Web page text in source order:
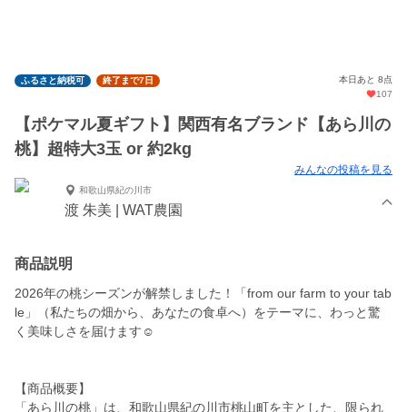
ふるさと納税可 終了まで7日
本日あと 8点
107
【ポケマル夏ギフト】関西有名ブランド【あら川の
桃】超特大3玉 or 約2kg
みんなの投稿を見る
和歌山県紀の川市
渡 朱美 | WAT農園
商品説明
2026年の桃シーズンが解禁しました！「from our farm to your tab
le」（私たちの畑から、あなたの食卓へ）をテーマに、わっと驚
く美味しさを届けます☺︎
【商品概要】
「あら川の桃」は、和歌山県紀の川市桃山町を主とした、限られ